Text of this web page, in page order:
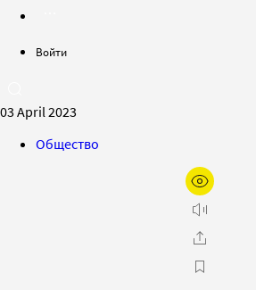
Войти
03 April 2023
Общество